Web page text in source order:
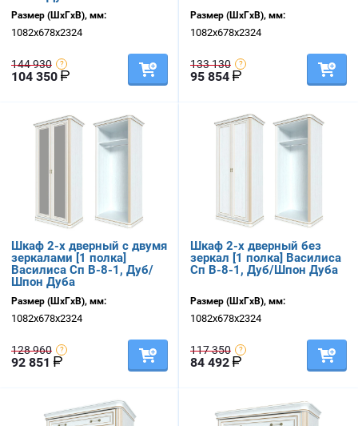
Размер (ШхГхВ), мм:
1082х678х2324
144 930
104 350
Размер (ШхГхВ), мм:
1082х678х2324
133 130
95 854
Шкаф 2-х дверный с двумя
зеркалами [1 полка]
Василиса Сп В-8-1, Дуб/
Шпон Дуба
Размер (ШхГхВ), мм:
1082х678х2324
128 960
92 851
Шкаф 2-х дверный без
зеркал [1 полка] Василиса
Сп В-8-1, Дуб/Шпон Дуба
Размер (ШхГхВ), мм:
1082х678х2324
117 350
84 492